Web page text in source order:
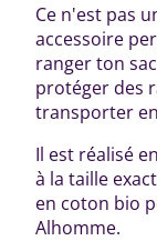
Ce n'est pas
accessoire
ranger ton
protéger des
transporter
Il est réalisé en
à la taille
en coton bio
Alhomme.